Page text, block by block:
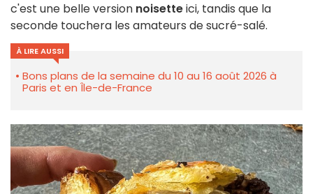
c'est une belle version noisetteici, tandis que la
seconde touchera les amateurs de sucré-salé.
À LIRE AUSSI
Bons plans de la semaine du 10 au 16 août 2026 à
Paris et en Île-de-France